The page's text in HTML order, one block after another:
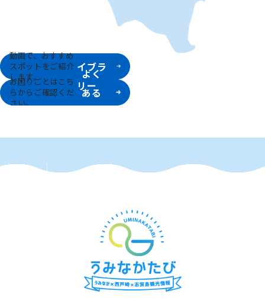
動画で、おすすめ
スポットをご紹介
します。
イブラ
リー
お困りごとはこち
らからご確認くだ
さい。
よく
ある